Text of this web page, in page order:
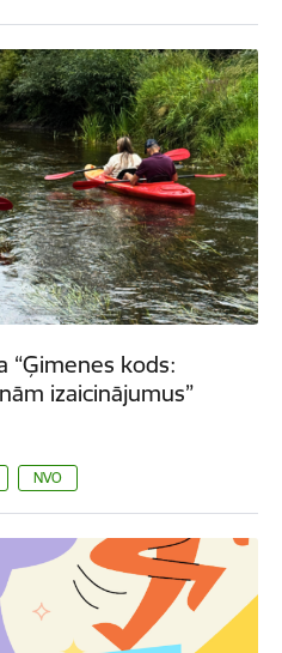
kods:
izaicinājumus”
NVO